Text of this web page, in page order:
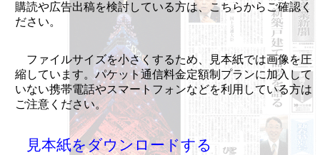
購読や広告出稿を検討している方は、こちらからご確認く
ださい。
ファイルサイズを小さくするため、見本紙では画像を圧
縮しています。パケット通信料金定額制プランに加入して
いない携帯電話やスマートフォンなどを利用している方は
ご注意ください。
見本紙をダウンロードする